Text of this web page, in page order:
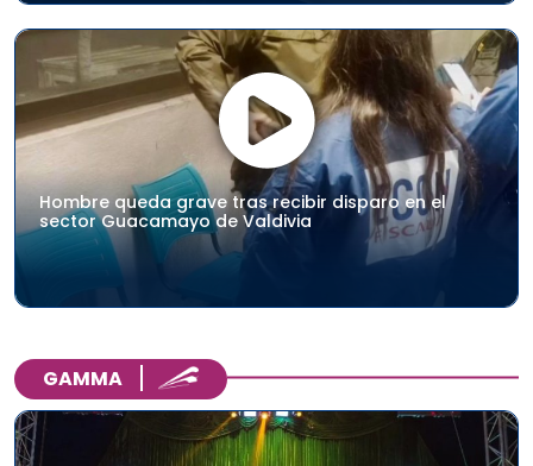
Hombre queda grave tras recibir disparo en el
sector Guacamayo de Valdivia
GAMMA